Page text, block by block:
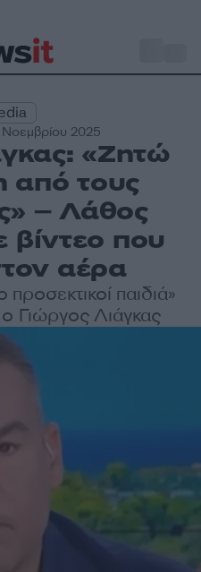
Νοεμβρίου 2025
«Ζητώ
από τους
– Λάθος
που
αέρα
παιδιά»
Γιώργος Λιάγκας